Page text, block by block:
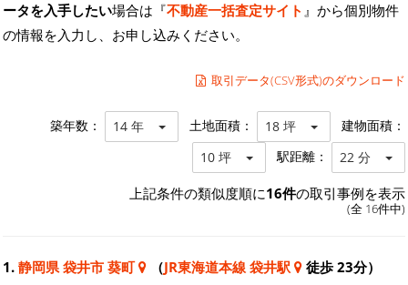
ータを入手したい場合は『不動産一括査定サイト 』から個別物件
の情報を入力し、お申し込みください。
取引データ(CSV形式)のダウンロード
築年数： 14 年 土地面積： 18 坪 建物面積：
10 坪 駅距離： 22 分
上記条件の類似度順に16件の取引事例を表示
(全 16件中)
1. 静岡県 袋井市 葵町 （JR東海道本線 袋井駅 徒歩 23分）